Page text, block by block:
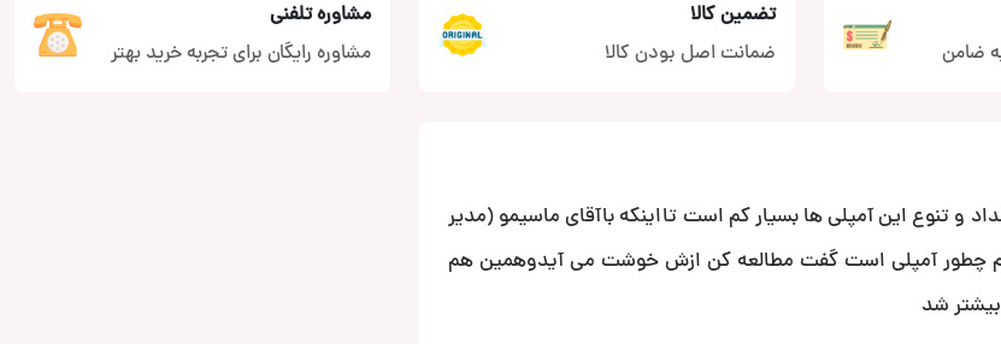
ضامن
تضمین کالا
ضمانت اصل بودن کالا
مشاوره تلفنی
مشاوره رایگان برای تجربه خرید بهتر
و تنوع این آمپلی ها بسیار کم است تااینکه باآقای ماسیمو (مدیر
چطور آمپلی است گفت مطالعه کن ازش خوشت می آیدوهمین هم
شد